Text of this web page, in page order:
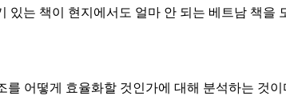
는 책이 현지에서도 얼마 안 되는 베트남 책
어떻게 효율화할 것인가에 대해 분석하는 것이